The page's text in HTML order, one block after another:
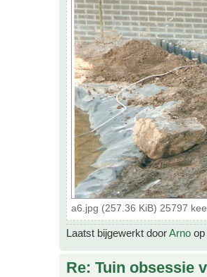
a6.jpg (257.36 KiB) 25797
Laatst bijgewerkt doorArno op
Re: Tuin obsessie